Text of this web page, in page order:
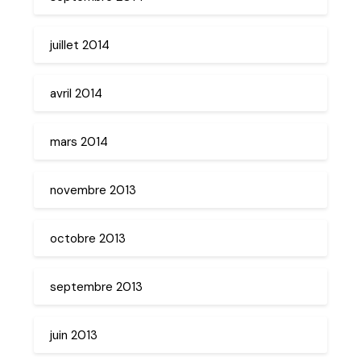
juillet 2014
avril 2014
mars 2014
novembre 2013
octobre 2013
septembre 2013
juin 2013